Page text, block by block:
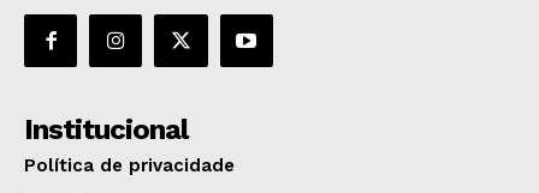
Institucional
Política de privacidade